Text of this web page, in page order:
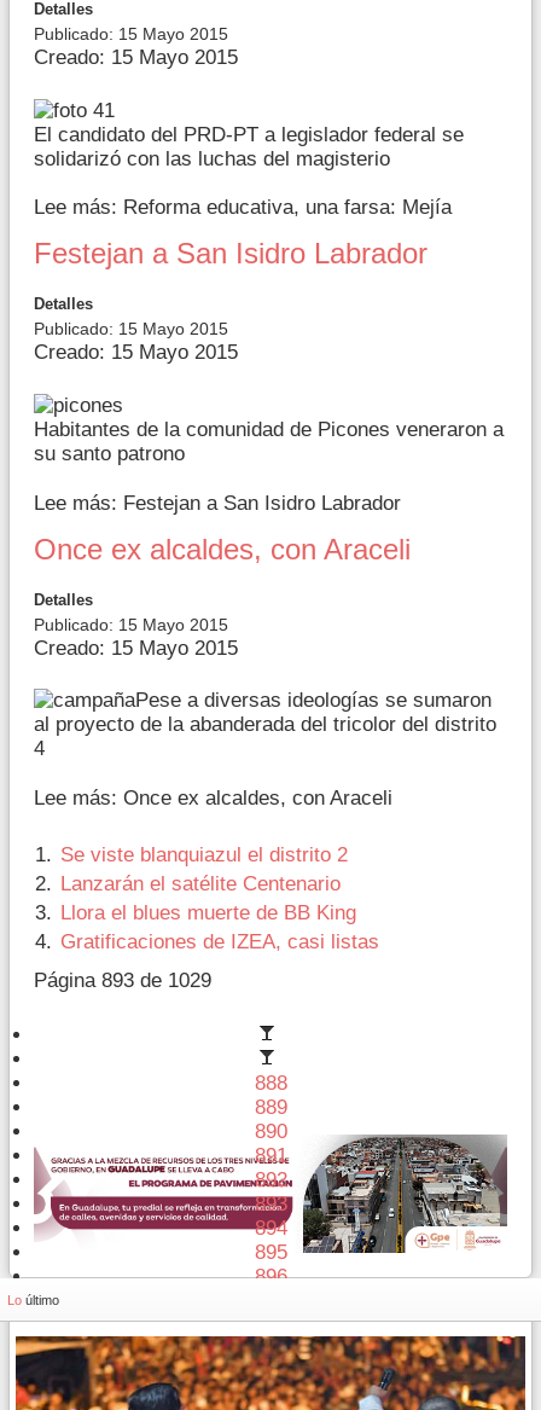
Detalles
Publicado: 15 Mayo 2015
Creado: 15 Mayo 2015
El candidato del PRD-PT a legislador federal se
solidarizó con las luchas del magisterio
Lee más: Reforma educativa, una farsa: Mejía
Festejan a San Isidro Labrador
Detalles
Publicado: 15 Mayo 2015
Creado: 15 Mayo 2015
Habitantes de la comunidad de Picones veneraron a
su santo patrono
Lee más: Festejan a San Isidro Labrador
Once ex alcaldes, con Araceli
Detalles
Publicado: 15 Mayo 2015
Creado: 15 Mayo 2015
Pese a diversas ideologías se sumaron
al proyecto de la abanderada del tricolor del distrito
4
Lee más: Once ex alcaldes, con Araceli
Se viste blanquiazul el distrito 2
Lanzarán el satélite Centenario
Llora el blues muerte de BB King
Gratificaciones de IZEA, casi listas
Página 893 de 1029
888
889
890
891
892
893
894
895
896
Lo último